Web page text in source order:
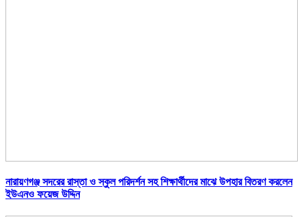
নারায়ণগঞ্জ সদরের রাস্তা ও স্কুল পরিদর্শন সহ শিক্ষার্থীদের মাঝে উপহার বিতরণ করলেন
ইউএনও ফয়েজ উদ্দিন